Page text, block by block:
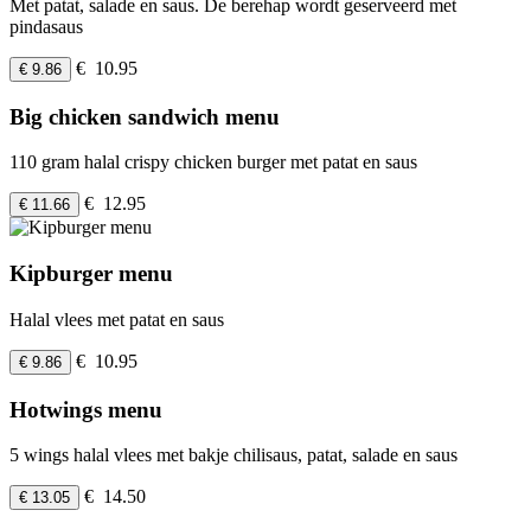
Met patat, salade en saus. De berehap wordt geserveerd met
pindasaus
€ 9.86 € 10.95
Big chicken sandwich menu
110 gram halal crispy chicken burger met patat en saus
€ 11.66 € 12.95
Kipburger menu
Halal vlees met patat en saus
€ 9.86 € 10.95
Hotwings menu
5 wings halal vlees met bakje chilisaus, patat, salade en saus
€ 13.05 € 14.50